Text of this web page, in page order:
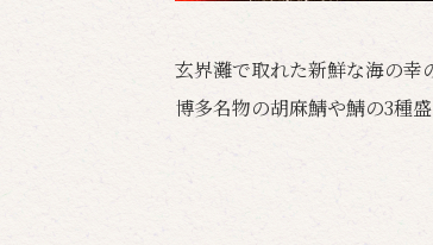
玄界灘で取れた新鮮な海の幸
博多名物の胡麻鯖や鯖の3種